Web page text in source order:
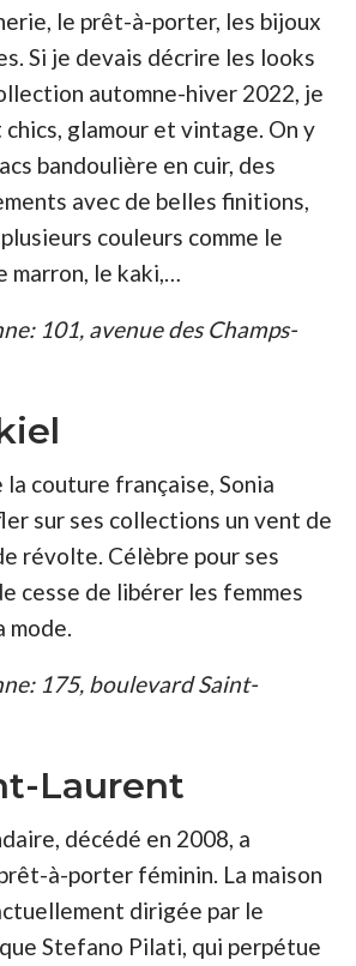
le prêt-à-porter, les bijoux
Si je devais décrire les looks
automne-hiver 2022, je
chics, glamour et vintage. On y
bandoulière en cuir, des
avec de belles finitions,
couleurs comme le
marron, le kaki,…
101, avenue des Champs-
la couture française, Sonia
sur ses collections un vent de
révolte. Célèbre pour ses
cesse de libérer les femmes
mode.
175, boulevard Saint-
Laurent
décédé en 2008, a
à-porter féminin. La maison
dirigée par le
Stefano Pilati, qui perpétue